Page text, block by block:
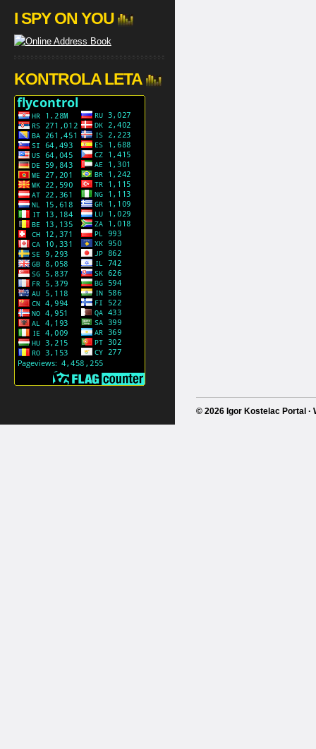
I SPY ON YOU
KONTROLA LETA
© 2026 Igor Kostelac Portal